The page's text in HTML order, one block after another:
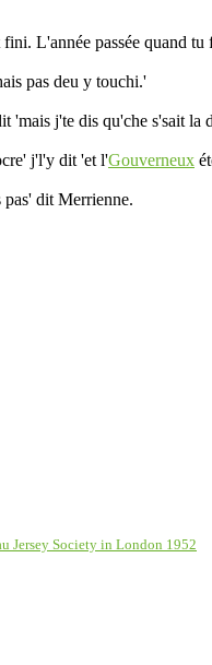
fini. L'année passée quand
pas deu y touchi.'
'mais j'te dis qu'che s'sait
j'l'y dit 'et l'Gouverneux
dit Merrienne.
Jersey Society in London 1952